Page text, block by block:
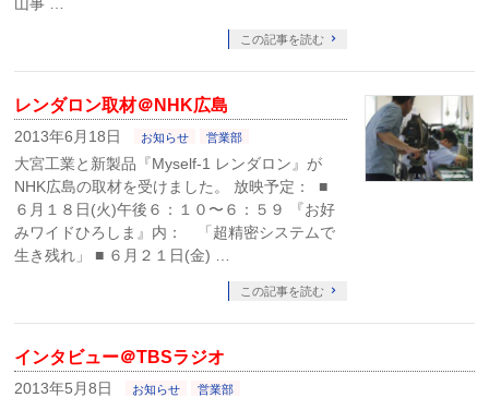
この記事を読む
レンダロン取材＠NHK広島
2013年6月18日 お知らせ 営業部
大宮工業と新製品『Myself-1 レンダロン』が
NHK広島の取材を受けました。 放映予定： ■
６月１８日(火)午後６：１０〜６：５９ 『お好
みワイドひろしま』内： 「超精密システムで
生き残れ」 ■ ６月２１日(金) …
この記事を読む
インタビュー＠TBSラジオ
2013年5月8日 お知らせ 営業部